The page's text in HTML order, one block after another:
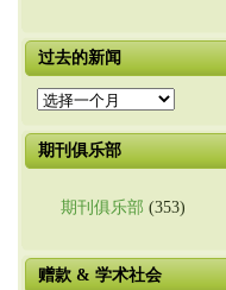
过去的新闻
过
的
新
期刊俱乐部
期刊俱乐部 (353)
赠款 & 学术社会